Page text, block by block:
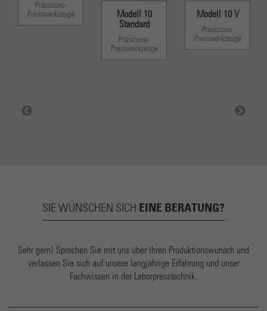
Präsizions-
Presswerkzeuge
Modell 10
Standard
Präsizions-
Presswerkzeuge
Modell 10 V
Präsizions-
Presswerkzeuge
SIE WÜNSCHEN SICH EINE BERATUNG?
Sehr gern! Sprechen Sie mit uns über Ihren Produktionswunsch und
verlassen Sie sich auf unsere langjährige Erfahrung und unser
Fachwissen in der Laborpresstechnik.